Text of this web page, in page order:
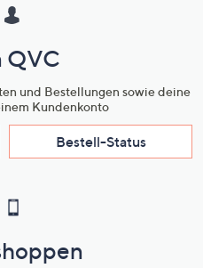
QVC
und Bestellungen sowie deine
Kundenkonto
Bestell-Status